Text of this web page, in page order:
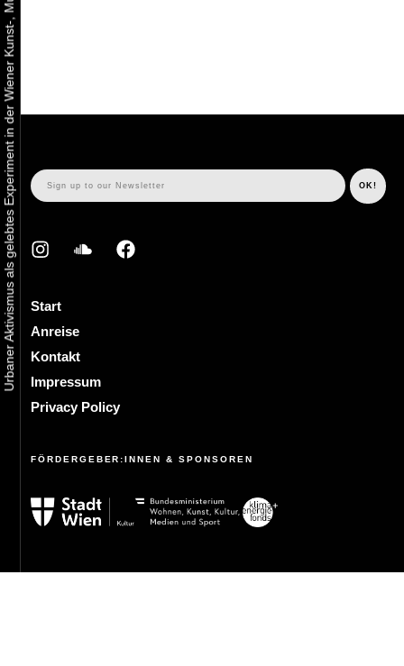
Urbaner Aktivismus als gelebtes Experiment in der Wiener Kunst-, Musik und Clubszene
Start
Anreise
Kontakt
Impressum
Privacy Policy
FÖRDERGEBER:INNEN & SPONSOREN